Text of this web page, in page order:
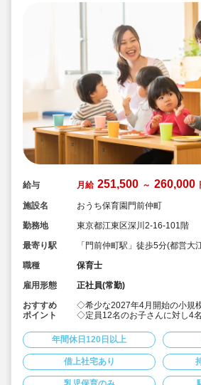
給与 月給 251,500 ～ 260,000
施設名
おうち保育園門前仲町
勤務地
東京都江東区深川2-16-101階
最寄り駅
「門前仲町駅」徒歩5分(都営大
職種
保育士
雇用形態
正社員(常勤)
おすすめ
ポイント
◇希少な2027年4月開始の小規
◇定員12名のお子さんに対し4
◇20～50代の幅広い年齢層の職
◇保育スタッフとして各園で勤
園長としてキャリアアップも可
◇家賃上限82,000円までは自己
と可能です。
年間休日120日以上
借上社宅あり